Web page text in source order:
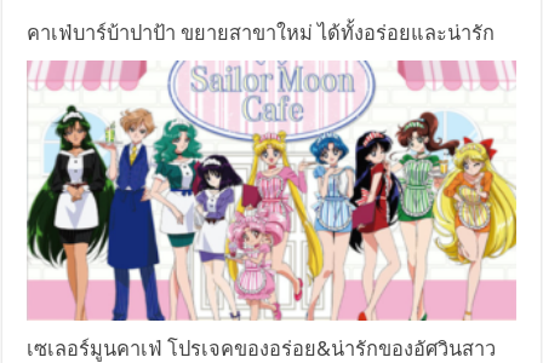
คาเฟ่บาร์บ้าปาป้า ขยายสาขาใหม่ ได้ทั้งอร่อยและน่ารัก
เซเลอร์มูนคาเฟ่ โปรเจคของอร่อย&น่ารักของอัศวินสาว